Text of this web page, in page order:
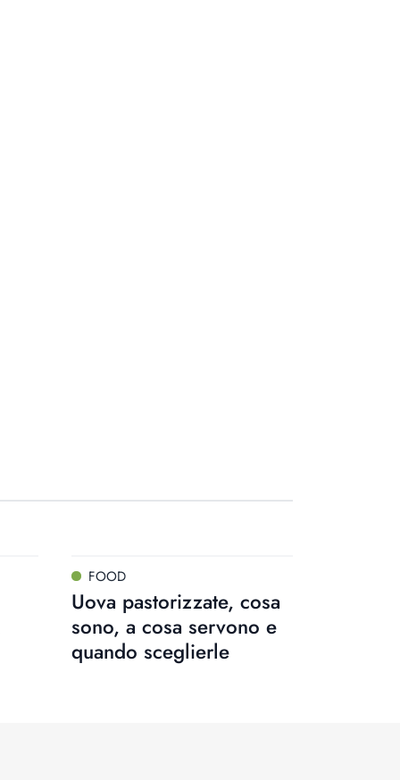
FOOD
Uova pastorizzate, cosa
sono, a cosa servono e
quando sceglierle